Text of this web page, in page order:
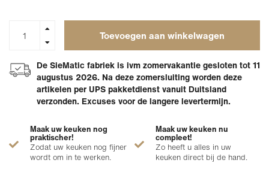
Toevoegen aan winkelwagen
De SieMatic fabriek is ivm zomervakantie gesloten tot 11
augustus 2026. Na deze zomersluiting worden deze
artikelen per UPS pakketdienst vanuit Duitsland
verzonden. Excuses voor de langere levertermijn.
Maak uw keuken nog
praktischer!
Zodat uw keuken nog fijner
wordt om in te werken.
Maak uw keuken nu
compleet!
Zo heeft u alles in uw
keuken direct bij de hand.